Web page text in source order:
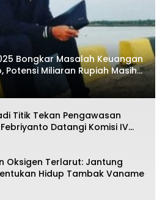
Bongkar Masalah Keuangan
Potensi Miliaran Rupiah Masih
Titik Tekan Pengawasan
Febriyanto Datangi Komisi IV
Kembali Berpijak pada
Oksigen Terlarut: Jantung
Hidup Tambak Vaname